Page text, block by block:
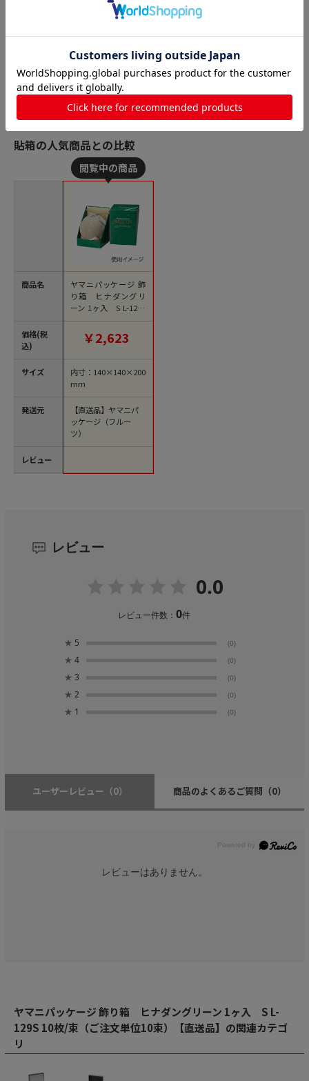
貼箱の人気商品との比較
商品名
価格(税
込)
サイズ
発送元
レビュー
ヤマニパッケージ 飾
り箱 ヒナダングリ
ーン 1ヶ入 S L-129S
10枚/束（ご注文単位
￥2,623
内寸：140×140×200
mm
【直送品】ヤマニパ
ッケージ（フルー
ツ）
レビュー
0.0
レビュー件数：0件
★ 5 (0)
★ 4 (0)
★ 3 (0)
★ 2 (0)
★ 1 (0)
ユーザーレビュー （0） 商品のよくあるご質問 （0）
レビューはありません。
ヤマニパッケージ 飾り箱 ヒナダングリーン 1ヶ入 S L-
129S 10枚/束（ご注文単位10束）【直送品】の関連カテゴ
リ